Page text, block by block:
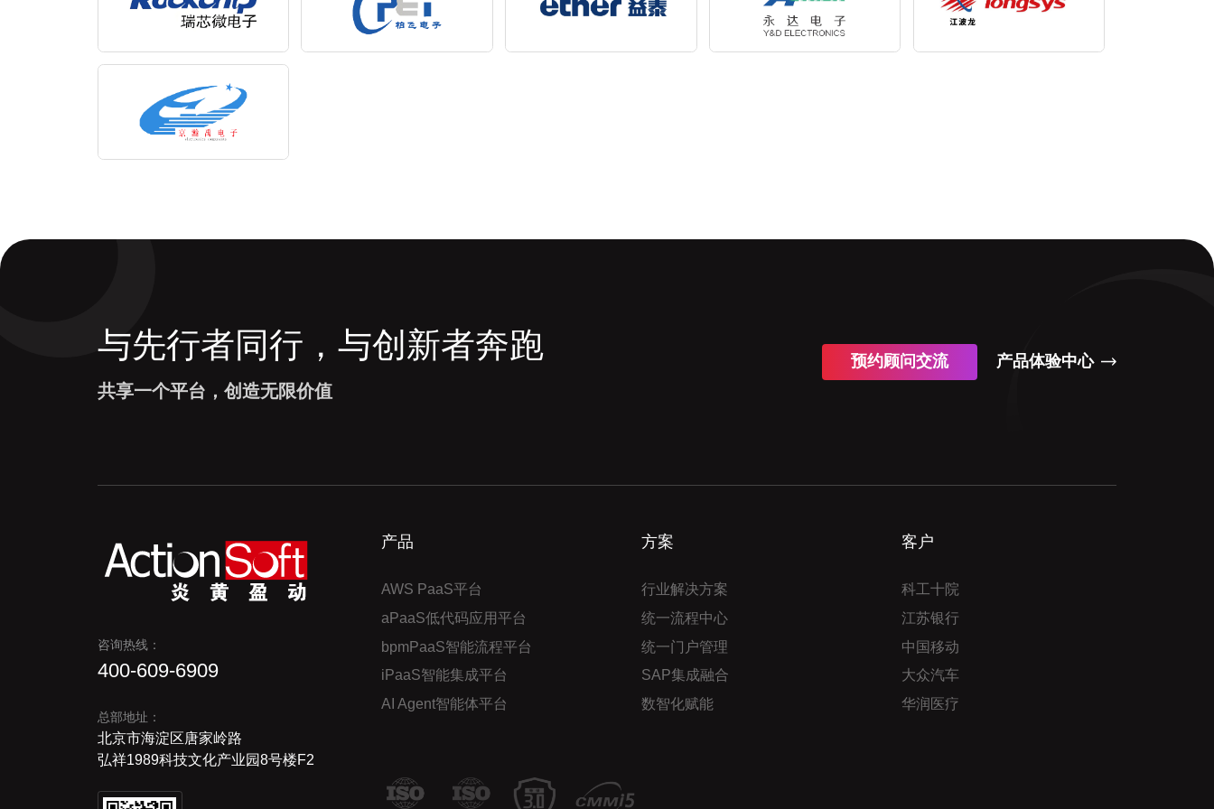
与先行者同行，与创新者奔跑
共享一个平台，创造无限价值
预约顾问交流 产品体验中心
咨询热线：
400-609-6909
总部地址：
北京市海淀区唐家岭路
弘祥1989科技文化产业园8号楼F2
产品
AWS PaaS平台
aPaaS低代码应用平台
bpmPaaS智能流程平台
iPaaS智能集成平台
AI Agent智能体平台
方案
行业解决方案
统一流程中心
统一门户管理
SAP集成融合
数智化赋能
客户
科工十院
江苏银行
中国移动
大众汽车
华润医疗